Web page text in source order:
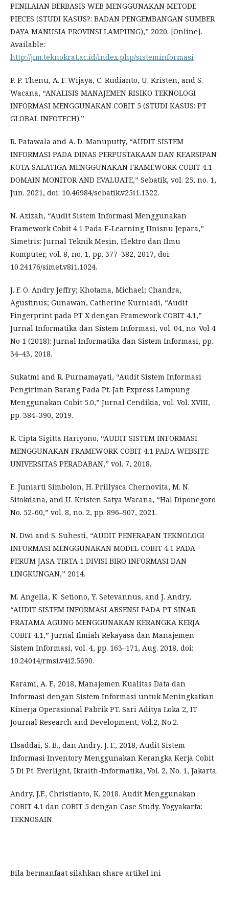
PENILAIAN BERBASIS WEB MENGGUNAKAN METODE
PIECES (STUDI KASUS?: BADAN PENGEMBANGAN SUMBER
DAYA MANUSIA PROVINSI LAMPUNG),” 2020. [Online].
Available:
http://jim.teknokrat.ac.id/index.php/sisteminformasi
P. P. Thenu, A. F. Wijaya, C. Rudianto, U. Kristen, and S.
Wacana, “ANALISIS MANAJEMEN RISIKO TEKNOLOGI
INFORMASI MENGGUNAKAN COBIT 5 (STUDI KASUS: PT
GLOBAL INFOTECH).”
R. Patawala and A. D. Manuputty, “AUDIT SISTEM
INFORMASI PADA DINAS PERPUSTAKAAN DAN KEARSIPAN
KOTA SALATIGA MENGGUNAKAN FRAMEWORK COBIT 4.1
DOMAIN MONITOR AND EVALUATE,” Sebatik, vol. 25, no. 1,
Jun. 2021, doi: 10.46984/sebatik.v25i1.1322.
N. Azizah, “Audit Sistem Informasi Menggunakan
Framework Cobit 4.1 Pada E-Learning Unisnu Jepara,”
Simetris: Jurnal Teknik Mesin, Elektro dan Ilmu
Komputer, vol. 8, no. 1, pp. 377–382, 2017, doi:
10.24176/simet.v8i1.1024.
J. F. O. Andry Jeffry; Khotama, Michael; Chandra,
Agustinus; Gunawan, Catherine Kurniadi, “Audit
Fingerprint pada PT X dengan Framework COBIT 4.1,”
Jurnal Informatika dan Sistem Informasi, vol. 04, no. Vol 4
No 1 (2018): Jurnal Informatika dan Sistem Informasi, pp.
34–43, 2018.
Sukatmi and R. Purnamayati, “Audit Sistem Informasi
Pengiriman Barang Pada Pt. Jati Express Lampung
Menggunakan Cobit 5.0,” Jurnal Cendikia, vol. Vol. XVIII,
pp. 384–390, 2019.
R. Cipta Sigitta Hariyono, “AUDIT SISTEM INFORMASI
MENGGUNAKAN FRAMEWORK COBIT 4.1 PADA WEBSITE
UNIVERSITAS PERADABAN,” vol. 7, 2018.
E. Juniarti Simbolon, H. Prillysca Chernovita, M. N.
Sitokdana, and U. Kristen Satya Wacana, “Hal Diponegoro
No. 52-60,” vol. 8, no. 2, pp. 896–907, 2021.
N. Dwi and S. Suhesti, “AUDIT PENERAPAN TEKNOLOGI
INFORMASI MENGGUNAKAN MODEL COBIT 4.1 PADA
PERUM JASA TIRTA 1 DIVISI BIRO INFORMASI DAN
LINGKUNGAN,” 2014.
M. Angelia, K. Setiono, Y. Setevannus, and J. Andry,
“AUDIT SISTEM INFORMASI ABSENSI PADA PT SINAR
PRATAMA AGUNG MENGGUNAKAN KERANGKA KERJA
COBIT 4.1,” Jurnal Ilmiah Rekayasa dan Manajemen
Sistem Informasi, vol. 4, pp. 163–171, Aug. 2018, doi:
10.24014/rmsi.v4i2.5690.
Karami, A. F., 2018, Manajemen Kualitas Data dan
Informasi dengan Sistem Informasi untuk Meningkatkan
Kinerja Operasional Pabrik PT. Sari Aditya Loka 2, IT
Journal Research and Development, Vol.2, No.2.
Elsaddai, S. B., dan Andry, J. F., 2018, Audit Sistem
Informasi Inventory Menggunakan Kerangka Kerja Cobit
5 Di Pt. Everlight, Ikraith-Informatika, Vol. 2, No. 1, Jakarta.
Andry, J.F., Christianto, K. 2018. Audit Menggunakan
COBIT 4.1 dan COBIT 5 dengan Case Study. Yogyakarta:
TEKNOSAIN.
Bila bermanfaat silahkan share artikel ini